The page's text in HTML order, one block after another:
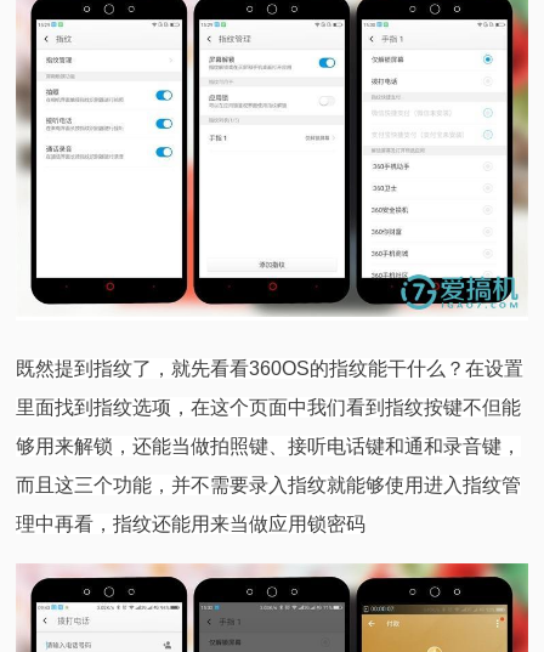
既然提到指纹了，就先看看360OS的指纹能干什么？在设置
里面找到指纹选项，在这个页面中我们看到指纹按键不但能
够用来解锁，还能当做拍照键、接听电话键和通和录音键，
而且这三个功能，并不需要录入指纹就能够使用进入指纹管
理中再看，指纹还能用来当做应用锁密码